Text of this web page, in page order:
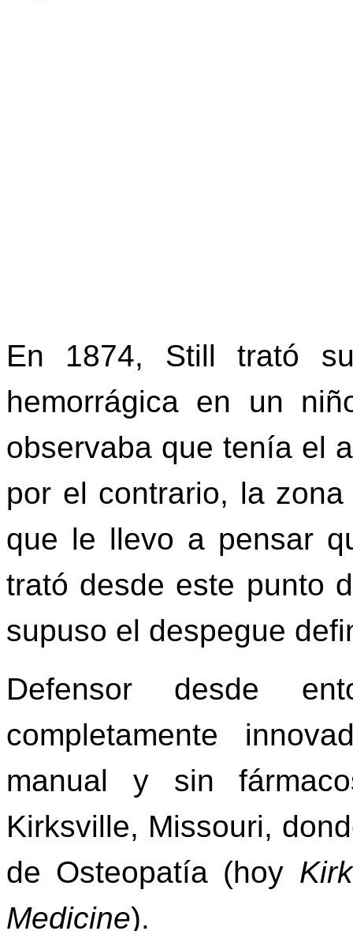
En 1874, Still trató
hemorrágica en un
observaba que tenía el
por el contrario, la
que le llevo a pensar
trató desde este punto
supuso el despegue
Defensor desde
completamente
manual y sin
Kirksville, Missouri,
de Osteopatía (hoy
Medicine).